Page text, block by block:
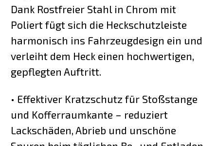
Dank Rostfreier Stahl in Chrom mit
Poliert fügt sich die Heckschutzleiste
harmonisch ins Fahrzeugdesign ein und
verleiht dem Heck einen hochwertigen,
gepflegten Auftritt.
• Effektiver Kratzschutz für Stoßstange
und Kofferraumkante – reduziert
Lackschäden, Abrieb und unschöne